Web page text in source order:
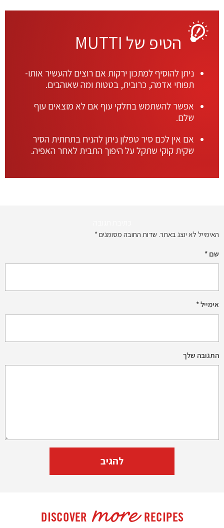
הטיפ של MUTTI
ניתן להוסיף למתכון ירקות אם רוצים להעשיר אותו-
תפוחי אדמה, כרובית, בטטות ומה שאוהבים.
אפשר להשתמש בחלקי עוף אם לא מוצאים עוף
שלם.
אם אין לכם סיר טפלון ניתן להניח בתחתית הסיר
שקית קוקי שתקל על היפוך התבית לאחר האפיה.
האימייל לא יוצג באתר. שדות החובה מסומנים *
שם *
אימייל*
התגובה שלך
DISCOVER more RECIPES